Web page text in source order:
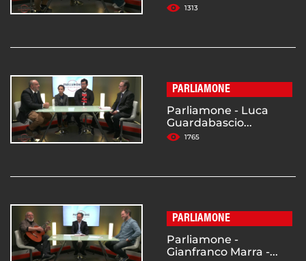
1313
PARLIAMONE
Parliamone - Luca
Guardabascio...
1765
PARLIAMONE
Parliamone -
Gianfranco Marra -...